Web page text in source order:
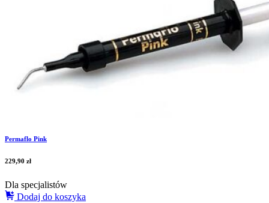
Permaflo Pink
229,90 zł
Dla specjalistów
Dodaj do koszyka